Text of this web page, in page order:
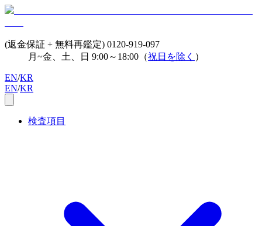
(返金保証 + 無料再鑑定) 0120-919-097
月~金、土、日 9:00～18:00（祝日を除く ）
EN/KR
EN/KR
検査項目